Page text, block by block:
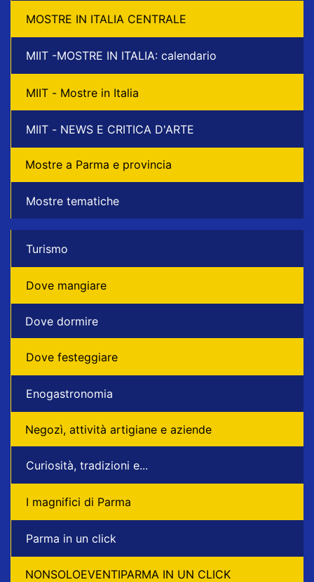
MOSTRE IN ITALIA CENTRALE
MIIT -MOSTRE IN ITALIA: calendario
MIIT - Mostre in Italia
MIIT - NEWS E CRITICA D'ARTE
Mostre a Parma e provincia
Mostre tematiche
Turismo
Dove mangiare
Dove dormire
Dove festeggiare
Enogastronomia
Negozì, attività artigiane e aziende
Curiosità, tradizioni e...
I magnifici di Parma
Parma in un click
NONSOLOEVENTIPARMA IN UN CLICK